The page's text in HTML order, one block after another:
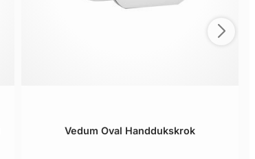
Vedum Oval Handdukskrok